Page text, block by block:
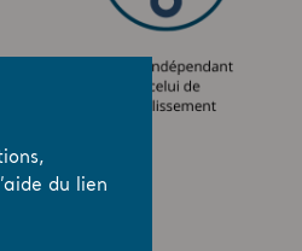
du lien